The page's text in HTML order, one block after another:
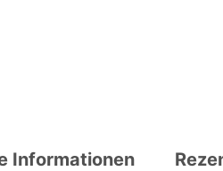
Informationen